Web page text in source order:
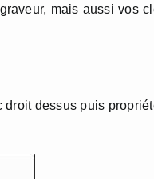
mais aussi vos
droit dessus puis